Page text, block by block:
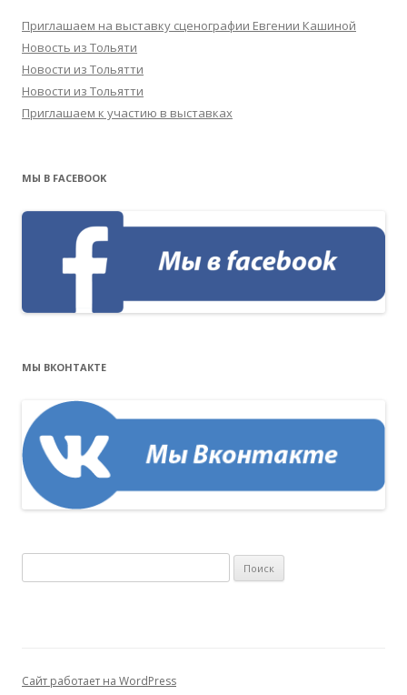
Приглашаем на выставку сценографии Евгении Кашиной
Новость из Тольяти
Новости из Тольятти
Новости из Тольятти
Приглашаем к участию в выставках
МЫ В FACEBOOK
МЫ ВКОНТАКТЕ
а
:Сайт работает на WordPress